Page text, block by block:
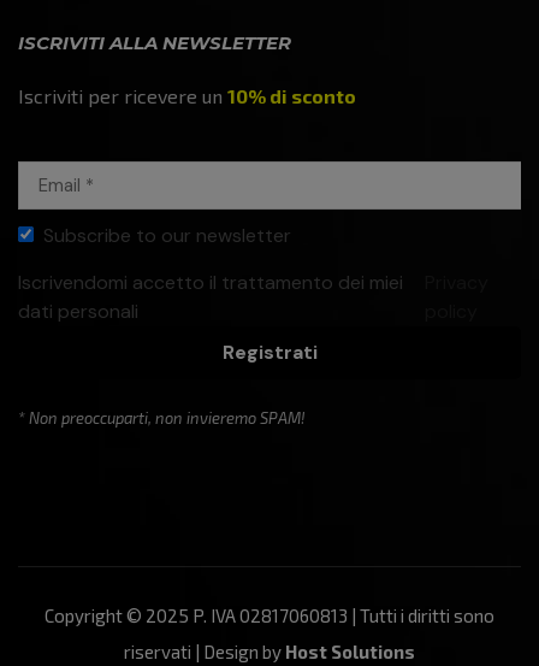
ISCRIVITI ALLA NEWSLETTER
Iscriviti per ricevere un 10% di sconto
Subscribe to our newsletter
Iscrivendomi accetto il trattamento dei miei
dati personali
Registrati
* Non preoccuparti, non invieremo SPAM!
Copyright © 2025 P. IVA 02817060813 | Tutti i diritti sono
riservati | Design by Host Solutions